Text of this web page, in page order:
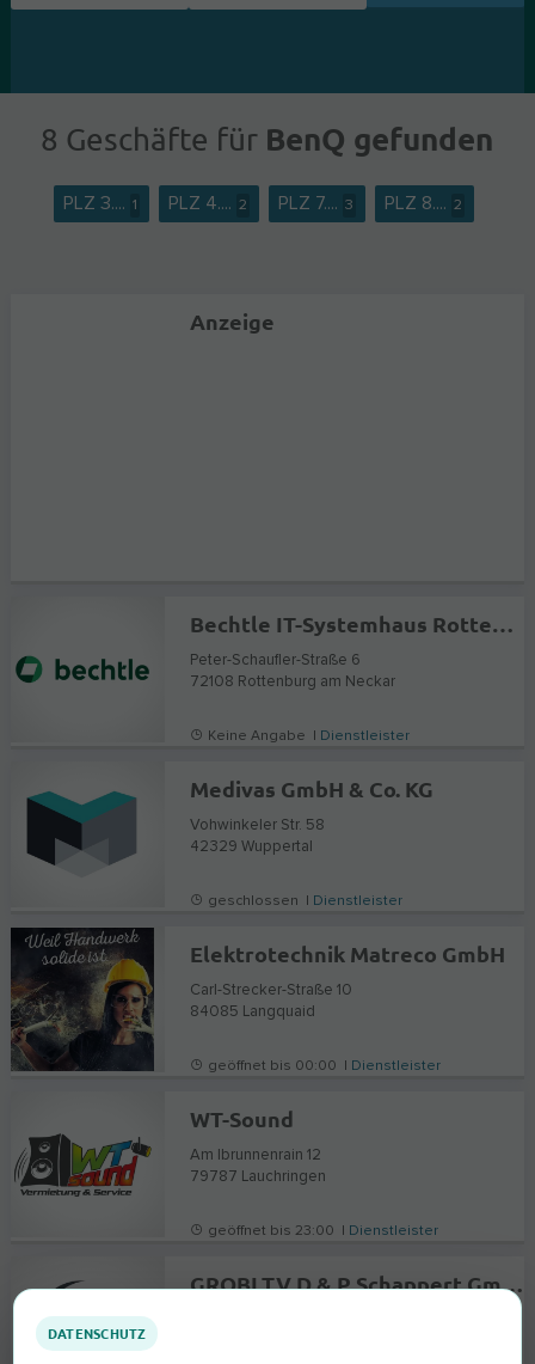
8 Geschäfte für BenQ gefunden
PLZ 3.... 1 PLZ 4.... 2 PLZ 7.... 3 PLZ 8.... 2
Anzeige
Bechtle IT-Systemhaus Rottenburg
Peter-Schaufler-Straße 6
72108 Rottenburg am Neckar
Keine Angabe | Dienstleister
Medivas GmbH & Co. KG
Vohwinkeler Str. 58
42329 Wuppertal
geschlossen | Dienstleister
Elektrotechnik Matreco GmbH
Carl-Strecker-Straße 10
84085 Langquaid
geöffnet bis 00:00 | Dienstleister
WT-Sound
Am Ibrunnenrain 12
79787 Lauchringen
geöffnet bis 23:00 | Dienstleister
GROBI.TV D & P Schappert GmbH
DATENSCHUTZ